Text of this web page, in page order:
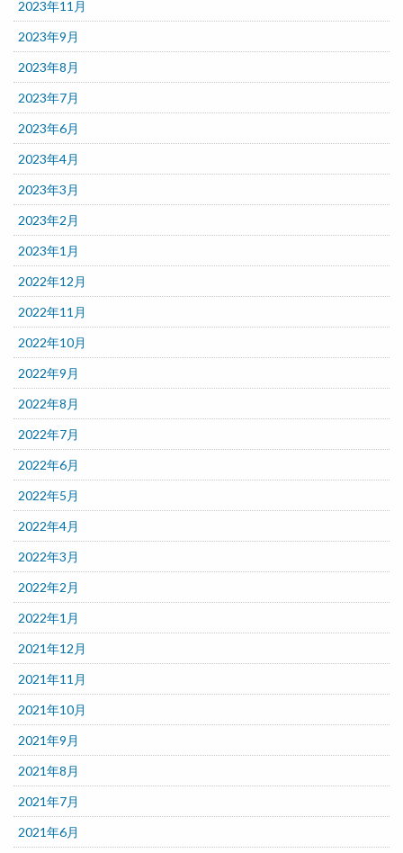
2023年11月
2023年9月
2023年8月
2023年7月
2023年6月
2023年4月
2023年3月
2023年2月
2023年1月
2022年12月
2022年11月
2022年10月
2022年9月
2022年8月
2022年7月
2022年6月
2022年5月
2022年4月
2022年3月
2022年2月
2022年1月
2021年12月
2021年11月
2021年10月
2021年9月
2021年8月
2021年7月
2021年6月